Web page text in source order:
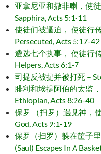
亚拿尼亚和撒非喇，使
Sapphira, Acts 5:1-11
使徒们被逼迫， 使徒行
Persecuted, Acts 5:17-42
遴选七个执事， 使徒行
Helpers, Acts 6:1-7
司提反被捉并被打死 –
腓利和埃提阿伯的太监
Ethiopian, Acts 8:26-40
保罗 （扫罗）遇见神，
God, Acts 9:1-19
保罗（扫罗）躲在筐子
(Saul) Escapes In A